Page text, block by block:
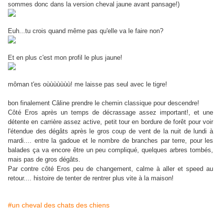
sommes donc dans la version cheval jaune avant pansage!)
Euh...tu crois quand même pas qu'elle va le faire non?
Et en plus c'est mon profil le plus jaune!
môman t'es oùùùùùùù! me laisse pas seul avec le tigre!
bon finalement Câline prendre le chemin classique pour descendre!
Côté Eros après un temps de décrassage assez important!, et une
détente en carrière assez active, petit tour en bordure de forêt pour voir
l'étendue des dégâts après le gros coup de vent de la nuit de lundi à
mardi.... entre la gadoue et le nombre de branches par terre, pour les
balades ça va encore être un peu compliqué, quelques arbres tombés,
mais pas de gros dégâts.
Par contre côté Eros peu de changement, calme à aller et speed au
retour.... histoire de tenter de rentrer plus vite à la maison!
#un cheval des chats des chiens